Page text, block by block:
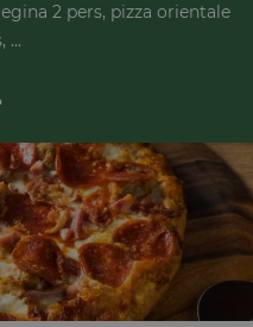
2 pers, pizza orientale
...